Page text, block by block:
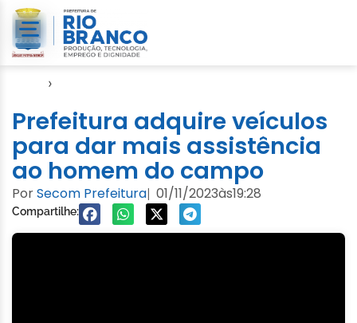
›
Prefeitura adquire veículos
para dar mais assistência
ao homem do campo
PorSecom Prefeitura| 01/11/2023às19:28
Compartilhe: